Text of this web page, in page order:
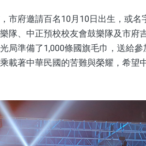
府邀請百名10月10日出生，或名
隊、中正預校校友會鼓樂隊及市府
局準備了1,000條國旗毛巾，送給
載著中華民國的苦難與榮耀，希望